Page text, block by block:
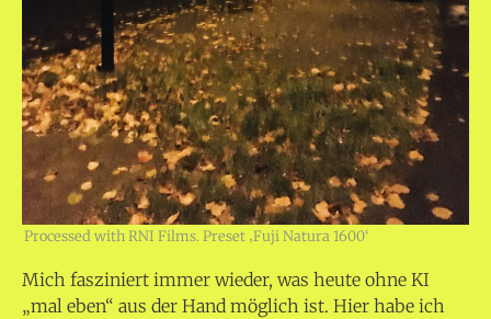
Processed with RNI Films. Preset ‚Fuji Natura 1600‘
Mich fasziniert immer wieder, was heute ohne KI
„mal eben“ aus der Hand möglich ist. Hier habe ich